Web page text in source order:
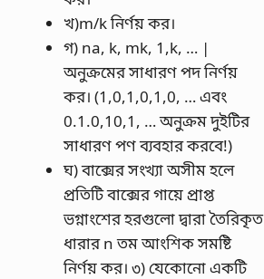
খ)m/k নির্ণয় কর।
গ) na, k, mk, 1,k, … |
অনুক্রমের সাধারণ পদ নির্ণয়
কর। (1,0,1,0,1,0, … এবং
0.1.0,10,1, … অনুক্রম দুইটির
সাধারণ পণ ব্যবহার করবে!)
ঘ) বাক্সের সংখ্যা অসীম হলে
প্রতিটি বাক্সের গায়ে প্রাপ্ত
ভগ্নাংশের হরগুলাে দ্বারা তৈরিকৃত
ধারার n তম আংশিক সমষ্টি
নির্ণয় কর। ৩) যেকোনাে একটি